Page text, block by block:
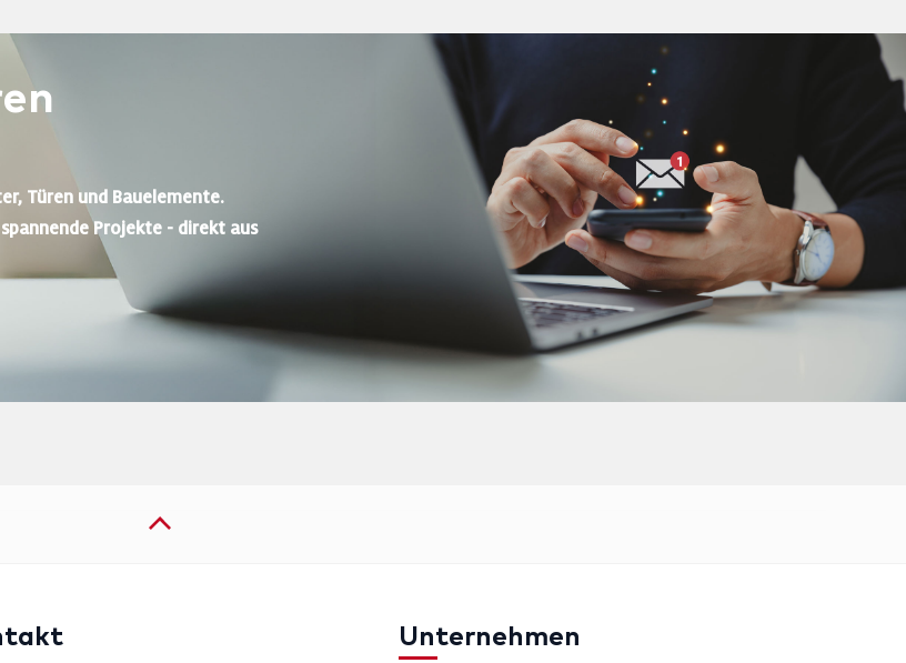
Türen und Bauelemente.
Projekte - direkt aus
Unternehmen